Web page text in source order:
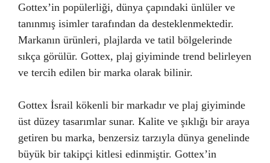
Gottex’in popülerliği, dünya çapındaki ünlüler ve
tanınmış isimler tarafından da desteklenmektedir.
Markanın ürünleri, plajlarda ve tatil bölgelerinde
sıkça görülür. Gottex, plaj giyiminde trend belirleyen
ve tercih edilen bir marka olarak bilinir.
Gottex İsrail kökenli bir markadır ve plaj giyiminde
üst düzey tasarımlar sunar. Kalite ve şıklığı bir araya
getiren bu marka, benzersiz tarzıyla dünya genelinde
büyük bir takipçi kitlesi edinmiştir. Gottex’in